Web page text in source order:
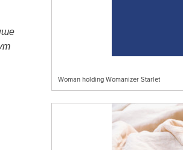
Woman holding Womanizer Starlet